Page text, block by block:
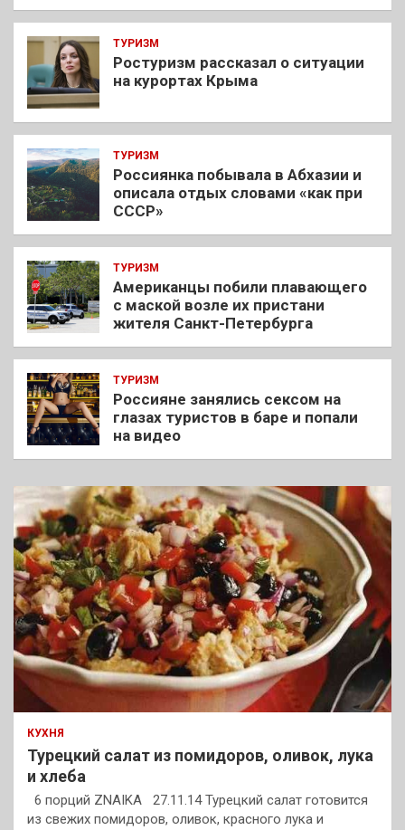
ТУРИЗМ
Ростуризм рассказал о ситуации
на курортах Крыма
ТУРИЗМ
Россиянка побывала в Абхазии и
описала отдых словами «как при
СССР»
ТУРИЗМ
Американцы побили плавающего
с маской возле их пристани
жителя Санкт-Петербурга
ТУРИЗМ
Россияне занялись сексом на
глазах туристов в баре и попали
на видео
КУХНЯ
Турецкий салат из помидоров, оливок, лука
и хлеба
6 порций ZNAIKA 27.11.14 Турецкий салат готовится
из свежих помидоров, оливок, красного лука и